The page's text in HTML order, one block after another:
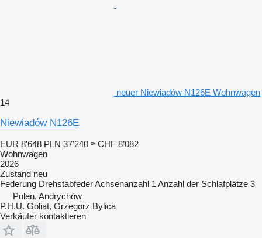
neuer Niewiadów N126E Wohnwagen
14
Niewiadów N126E
EUR 8’648 PLN 37’240 ≈ CHF 8’082
Wohnwagen
2026
Zustand neu
Federung DrehstabfederAchsenanzahl 1 Anzahl der Schlafplätze 3
Polen, Andrychów
P.H.U. Goliat, Grzegorz Bylica
Verkäufer kontaktieren